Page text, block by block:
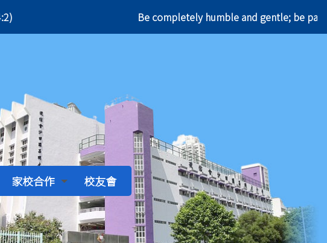
Be completely humble and gentle; be
家校合作 校友會